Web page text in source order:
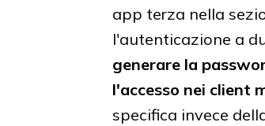
app terza nella
l'autenticazione a
generare la
l'accesso nei client
specifica invece